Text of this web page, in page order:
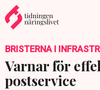
BRISTERNA I
Varnar för
postservice